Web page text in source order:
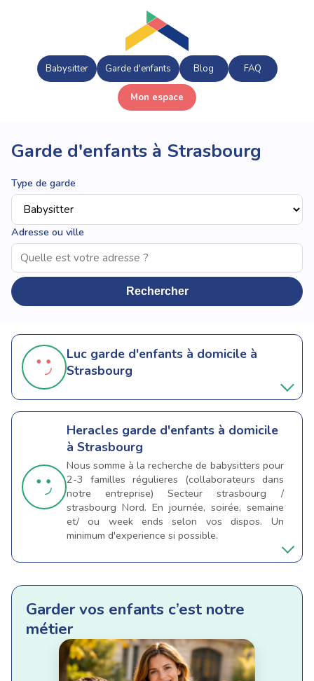
Babysitter Garde d'enfants Blog FAQ
Mon espace
Garde d'enfants à Strasbourg
Type de garde
Adresse ou ville
Rechercher
Luc garde d'enfants à domicile à
Strasbourg
Heracles garde d'enfants à domicile
à Strasbourg
Nous somme à la recherche de babysitters pour
2-3 familles régulieres (collaborateurs dans
notre entreprise) Secteur strasbourg /
strasbourg Nord. En journée, soirée, semaine
et/ ou week ends selon vos dispos. Un
minimum d'experience si possible.
Garder vos enfants c’est notre
métier